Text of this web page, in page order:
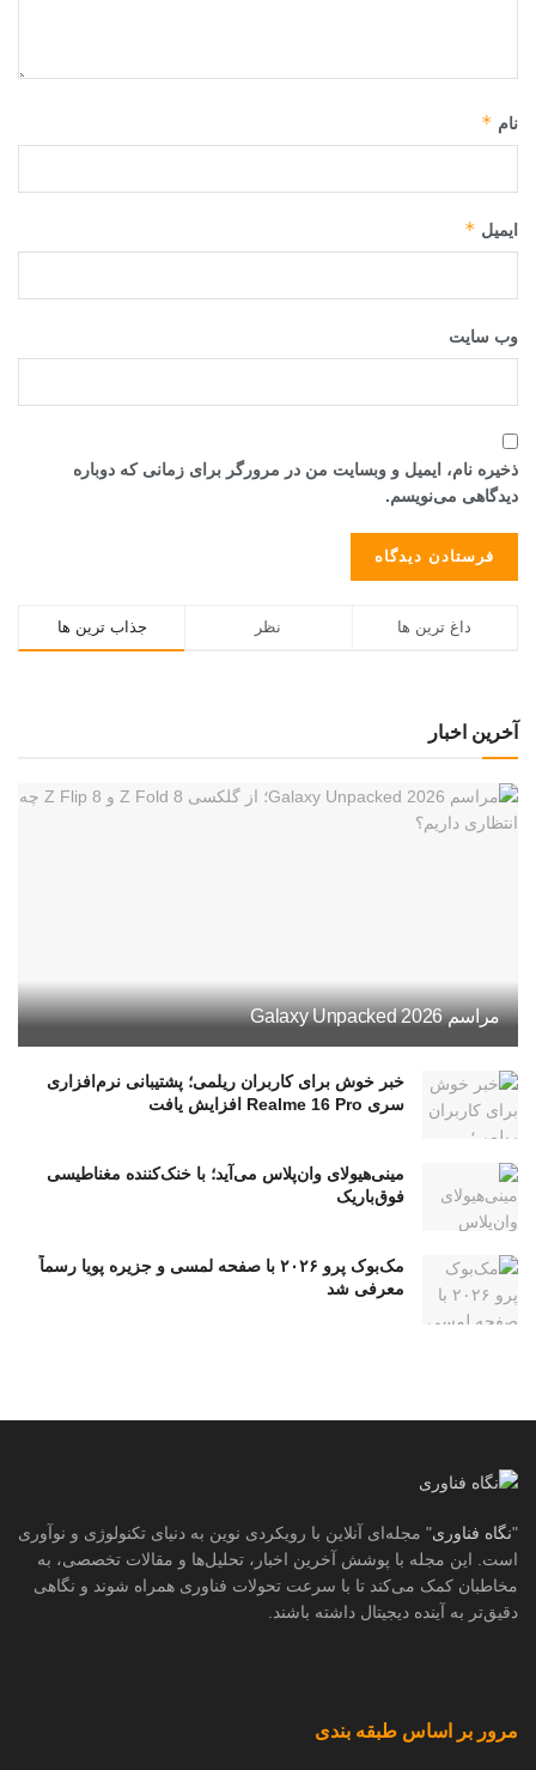
نام *
ایمیل *
وب‌ سایت
ذخیره نام، ایمیل و وبسایت من در مرورگر برای زمانی که دوباره
دیدگاهی می‌نویسم.
جذاب ترین ها نظر داغ ترین ها
آخرین اخبار
مراسم Galaxy Unpacked 2026
خبر خوش برای کاربران ریلمی؛ پشتیبانی نرم‌افزاری
سری Realme 16 Pro افزایش یافت
مینی‌هیولای وان‌پلاس می‌آید؛ با خنک‌کننده مغناطیسی
فوق‌باریک
مک‌بوک پرو ۲۰۲۶ با صفحه لمسی و جزیره پویا رسماً
معرفی شد
"نگاه فناوری" مجله‌ای آنلاین با رویکردی نوین به دنیای تکنولوژی و نوآوری
است. این مجله با پوشش آخرین اخبار، تحلیل‌ها و مقالات تخصصی، به
مخاطبان کمک می‌کند تا با سرعت تحولات فناوری همراه شوند و نگاهی
دقیق‌تر به آینده دیجیتال داشته باشند.
مرور بر اساس طبقه بندی